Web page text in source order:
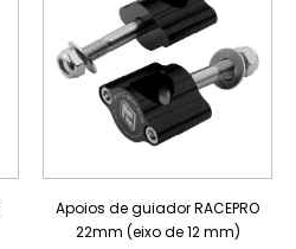
Apoios de guiador RACEPRO
22mm (eixo de 12 mm)